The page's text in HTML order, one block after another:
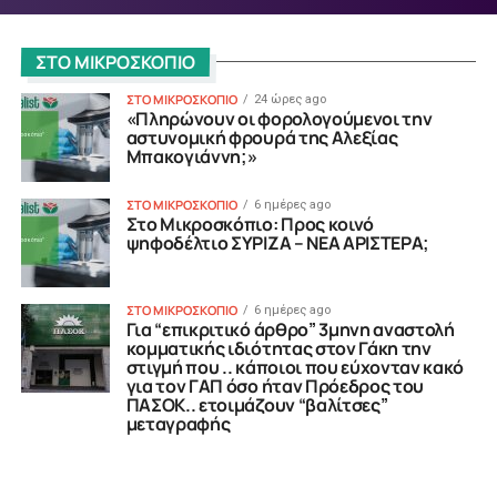
ΣΤΟ ΜΙΚΡΟΣΚΟΠΙΟ
ΣΤΟ ΜΙΚΡΟΣΚΟΠΙΟ 24 ώρες ago
«Πληρώνουν οι φορολογούμενοι την
αστυνομική φρουρά της Αλεξίας
Μπακογιάννη;»
ΣΤΟ ΜΙΚΡΟΣΚΟΠΙΟ 6 ημέρες ago
Στο Μικροσκόπιο: Προς κοινό
ψηφοδέλτιο ΣΥΡΙΖΑ – ΝΕΑ ΑΡΙΣΤΕΡΑ;
ΣΤΟ ΜΙΚΡΟΣΚΟΠΙΟ 6 ημέρες ago
Για “επικριτικό άρθρο” 3μηνη αναστολή
κομματικής ιδιότητας στον Γάκη την
στιγμή που .. κάποιοι που εύχονταν κακό
για τον ΓΑΠ όσο ήταν Πρόεδρος του
ΠΑΣΟΚ.. ετοιμάζουν “βαλίτσες”
μεταγραφής